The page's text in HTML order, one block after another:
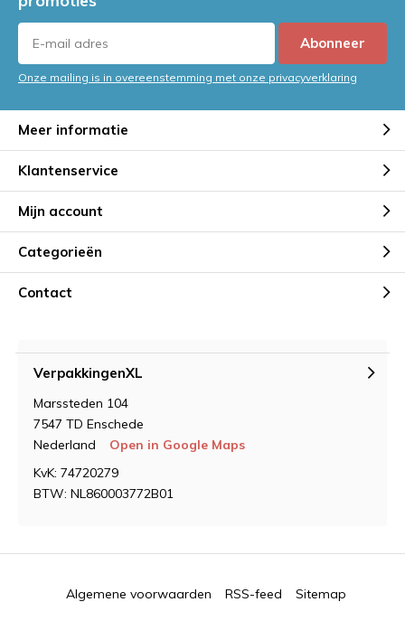
Abonneer
Onze mailing is in overeenstemming met onze privacyverklaring
Meer informatie
Klantenservice
Mijn account
Categorieën
Contact
VerpakkingenXL
Marssteden 104
7547 TD Enschede
Nederland
Open in Google Maps
KvK: 74720279
BTW: NL860003772B01
Algemene voorwaarden RSS-feed Sitemap